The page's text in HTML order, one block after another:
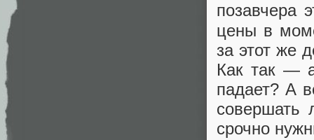
позавчера
цены в
за этот же
Как так —
падает? А
совершать
срочно